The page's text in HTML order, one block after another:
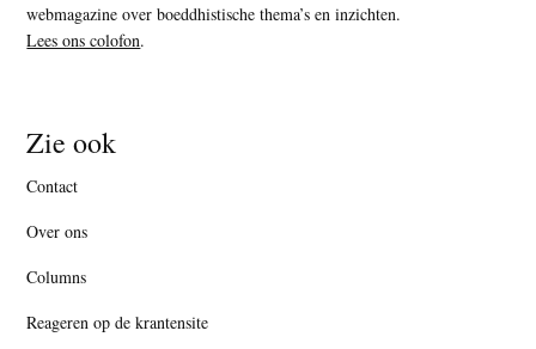
webmagazine over boeddhistische thema’s en inzichten.
Lees ons colofon.
Zie ook
Contact
Over ons
Columns
Reageren op de krantensite